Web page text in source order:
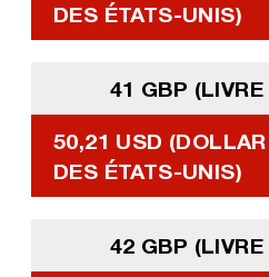
DES ÉTATS-UNIS)
41 GBP
50,21 USD (DOLLAR
DES ÉTATS-UNIS)
42 GBP